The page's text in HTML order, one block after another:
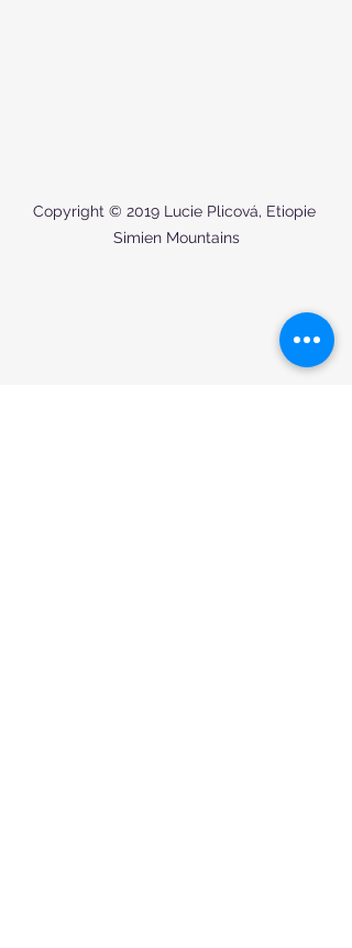
Copyright © 2019 Lucie Plicová, Etiopie
Simien Mountains